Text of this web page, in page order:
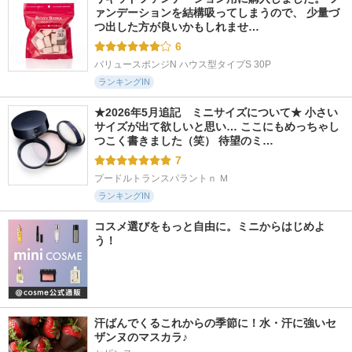
ァンデーションを結構吸ってしまうので、 少量づ
つ出した方が良いかもしれませ…
6
バリュースポンジN ハウス型タイプS 30P
ランキングIN
★2026年5月追記　ミニサイズについて★ 小さい
サイズが出て欲しいと思い… ここにもめっちゃし
つこく書きました（笑） 待望のミ…
7
プードルトランスパラントｎ Ｍ
ランキングIN
コスメ選びをもっと自由に。ミニからはじめよ
う！
汗ばんでくるこれからの季節に！水・汗に強いセ
ザンヌのマスカラ♪